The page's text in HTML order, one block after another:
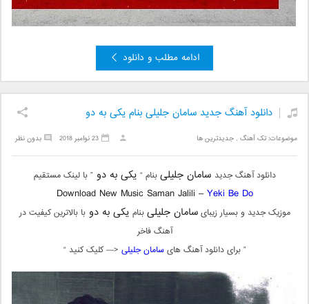
ادامه مطلب و دانلود
دانلود آهنگ جدید سامان جلیلی بنام یکی به دو
موضوعات:تک آهنگ ,جدیدترین ها بدون نظر 23 نوامبر 2018
دانلود آهنگ جدید سامان جلیلیبنام “ یکی به دو” با لینک مستقیم
Download New Music Saman Jalili –Yeki Be Do
موزیک جدید و بسیار زیبایسامان جلیلیبنام یکی به دوبا بالاترین کیفیت در
آهنگ فاخر
” برای دانلود آهنگ هایسامان جلیلی <— کلیک کنید “